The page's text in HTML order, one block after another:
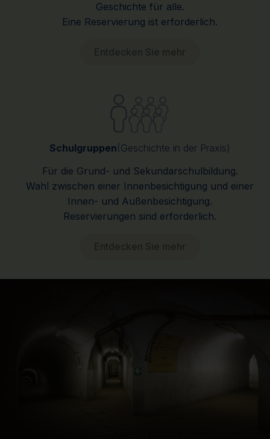
Geschichte für alle.
Eine Reservierung ist erforderlich.
Schulgruppen(Geschichte in der Praxis)
Für die Grund- und Sekundarschulbildung.
Wahl zwischen einer Innenbesichtigung und einer
Innen- und Außenbesichtigung.
Reservierungen sind erforderlich.